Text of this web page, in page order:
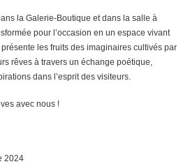
la Galerie-Boutique et dans la salle à
pour l’occasion en un espace vivant
présente les fruits des imaginaires cultivés par
rêves à travers un échange poétique,
dans l’esprit des visiteurs.
avec nous !
2024